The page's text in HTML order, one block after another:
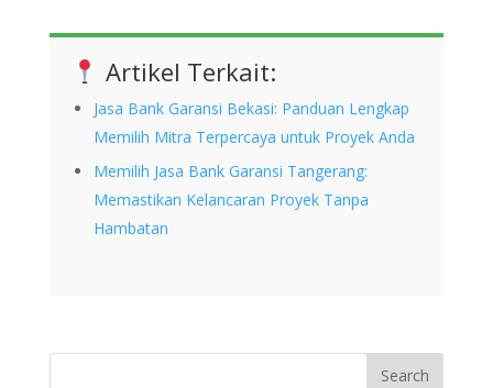
Artikel Terkait:
Jasa Bank Garansi Bekasi: Panduan Lengkap
Memilih Mitra Terpercaya untuk Proyek Anda
Memilih Jasa Bank Garansi Tangerang:
Memastikan Kelancaran Proyek Tanpa
Hambatan